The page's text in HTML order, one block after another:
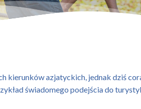
kierunków azjatyckich, jednak dziś
świadomego podejścia do